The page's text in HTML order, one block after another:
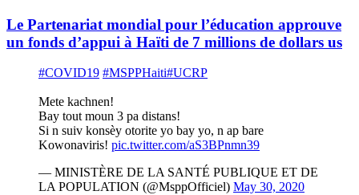
Le Partenariat mondial pour l’éducation approuve
un fonds d’appui à Haïti de 7 millions de dollars us
#COVID19 #MSPPHaiti#UCRP
Mete kachnen!
Bay tout moun 3 pa distans!
Si n suiv konsèy otorite yo bay yo, n ap bare
Kowonaviris! pic.twitter.com/aS3BPnmn39
— MINISTÈRE DE LA SANTÉ PUBLIQUE ET DE
LA POPULATION (@MsppOfficiel) May 30, 2020